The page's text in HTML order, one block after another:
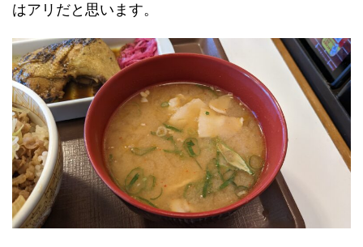
はアリだと思います。